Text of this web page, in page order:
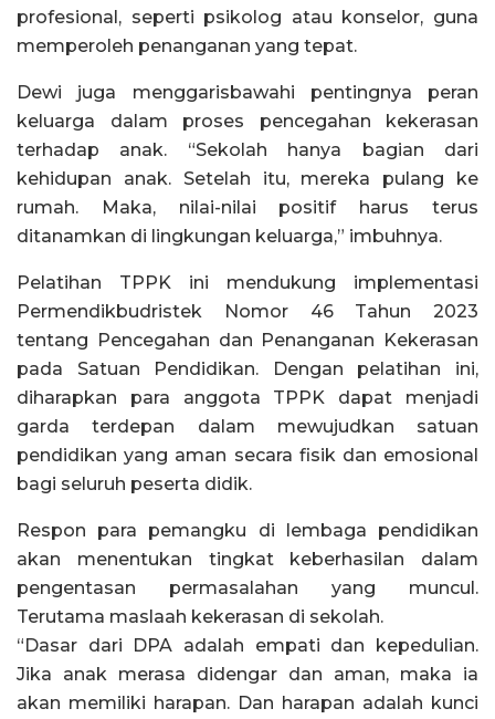
profesional, seperti psikolog atau konselor, guna
memperoleh penanganan yang tepat.
Dewi juga menggarisbawahi pentingnya peran
keluarga dalam proses pencegahan kekerasan
terhadap anak. “Sekolah hanya bagian dari
kehidupan anak. Setelah itu, mereka pulang ke
rumah. Maka, nilai-nilai positif harus terus
ditanamkan di lingkungan keluarga,” imbuhnya.
Pelatihan TPPK ini mendukung implementasi
Permendikbudristek Nomor 46 Tahun 2023
tentang Pencegahan dan Penanganan Kekerasan
pada Satuan Pendidikan. Dengan pelatihan ini,
diharapkan para anggota TPPK dapat menjadi
garda terdepan dalam mewujudkan satuan
pendidikan yang aman secara fisik dan emosional
bagi seluruh peserta didik.
Respon para pemangku di lembaga pendidikan
akan menentukan tingkat keberhasilan dalam
pengentasan permasalahan yang muncul.
Terutama maslaah kekerasan di sekolah.
“Dasar dari DPA adalah empati dan kepedulian.
Jika anak merasa didengar dan aman, maka ia
akan memiliki harapan. Dan harapan adalah kunci